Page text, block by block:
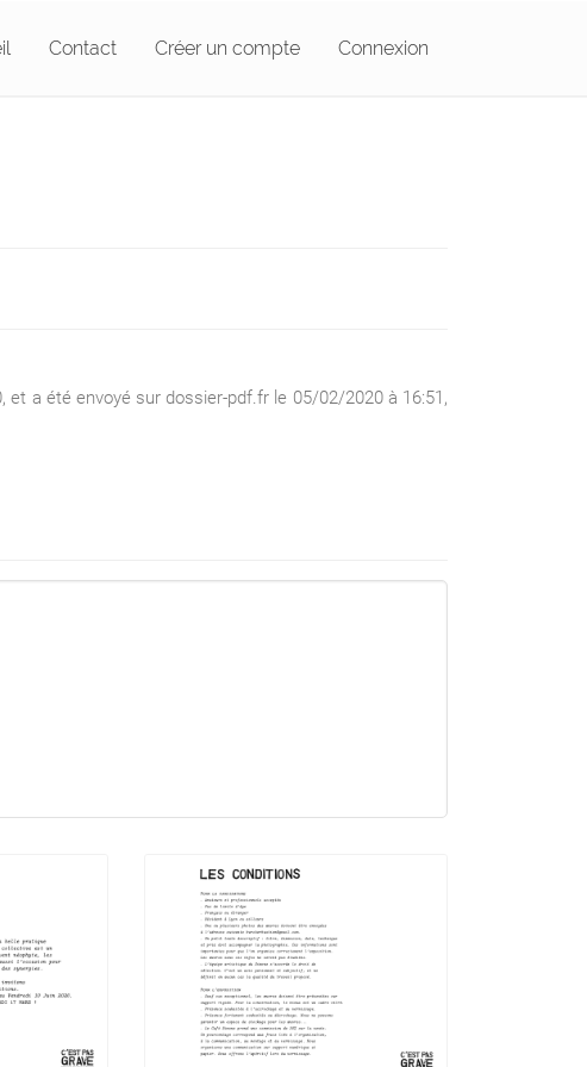
Contact Créer un compte Connexion
et a été envoyé sur dossier-pdf.fr le 05/02/2020 à 16:51,